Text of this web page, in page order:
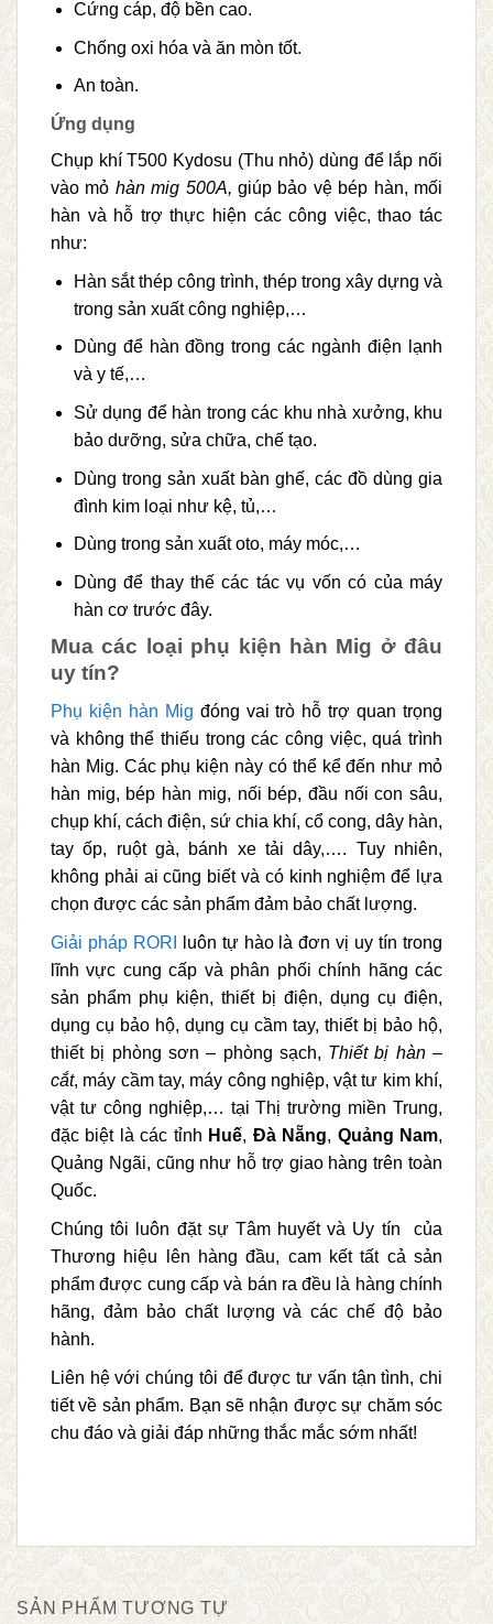
Cứng cáp, độ bền cao.
Chống oxi hóa và ăn mòn tốt.
An toàn.
Ứng dụng
Chụp khí T500 Kydosu (Thu nhỏ) dùng để lắp nối
vào mỏ hàn mig 500A, giúp bảo vệ bép hàn, mối
hàn và hỗ trợ thực hiện các công việc, thao tác
như:
Hàn sắt thép công trình, thép trong xây dựng và
trong sản xuất công nghiệp,…
Dùng để hàn đồng trong các ngành điện lạnh
và y tế,…
Sử dụng để hàn trong các khu nhà xưởng, khu
bảo dưỡng, sửa chữa, chế tạo.
Dùng trong sản xuất bàn ghế, các đồ dùng gia
đình kim loại như kệ, tủ,…
Dùng trong sản xuất oto, máy móc,…
Dùng để thay thế các tác vụ vốn có của máy
hàn cơ trước đây.
Mua các loại phụ kiện hàn Mig ở đâu
uy tín?
Phụ kiện hàn Mig đóng vai trò hỗ trợ quan trọng
và không thể thiếu trong các công việc, quá trình
hàn Mig. Các phụ kiện này có thể kể đến như mỏ
hàn mig, bép hàn mig, nối bép, đầu nối con sâu,
chụp khí, cách điện, sứ chia khí, cổ cong, dây hàn,
tay ốp, ruột gà, bánh xe tải dây,…. Tuy nhiên,
không phải ai cũng biết và có kinh nghiệm để lựa
chọn được các sản phẩm đảm bảo chất lượng.
Giải pháp RORI
luôn tự hào là đơn vị uy tín trong
lĩnh vực cung cấp và phân phối chính hãng các
sản phẩm phụ kiện, thiết bị điện, dụng cụ điện,
dụng cụ bảo hộ, dụng cụ cầm tay, thiết bị bảo hộ,
thiết bị phòng sơn – phòng sạch, Thiết bị hàn –
cắt, máy cầm tay, máy công nghiệp, vật tư kim khí,
vật tư công nghiệp,… tại Thị trường miền Trung,
đặc biệt là các tỉnh Huế, Đà Nẵng, Quảng Nam,
Quảng Ngãi, cũng như hỗ trợ giao hàng trên toàn
Quốc.
Chúng tôi luôn đặt sự Tâm huyết và Uy tín của
Thương hiệu lên hàng đầu, cam kết tất cả sản
phẩm được cung cấp và bán ra đều là hàng chính
hãng, đảm bảo chất lượng và các chế độ bảo
hành.
Liên hệ với chúng tôi để được tư vấn tận tình, chi
tiết về sản phẩm. Bạn sẽ nhận được sự chăm sóc
chu đáo và giải đáp những thắc mắc sớm nhất!
SẢN PHẨM TƯƠNG TỰ